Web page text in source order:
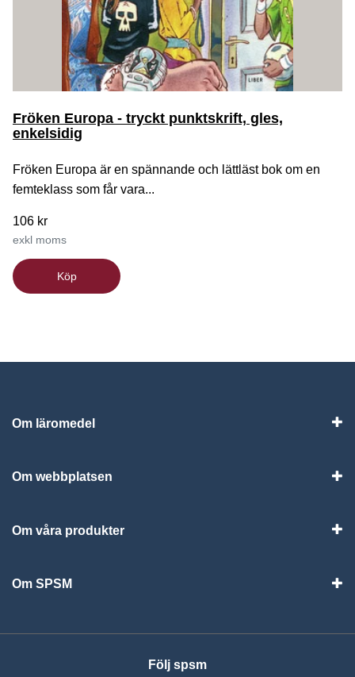
Fröken Europa - tryckt punktskrift, gles,
enkelsidig
Fröken Europa är en spännande och lättläst bok om en
femteklass som får vara...
106 kr
exkl moms
Köp
Om läromedel
Om webbplatsen
Om våra produkter
Om SPSM
Följ spsm